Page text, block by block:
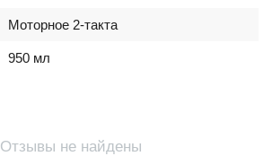
Моторное 2-такта
950 мл
Отзывы не найдены